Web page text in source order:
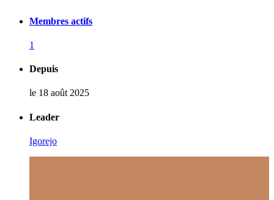
Membres actifs
1
Depuis
le 18 août 2025
Leader
Igorejo